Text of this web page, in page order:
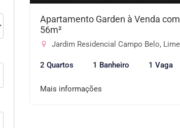
Apartamento Garden à Venda
56m²
Jardim Residencial Campo Belo,
2 Quartos 1 Banheiro 1 Vaga
Mais informações